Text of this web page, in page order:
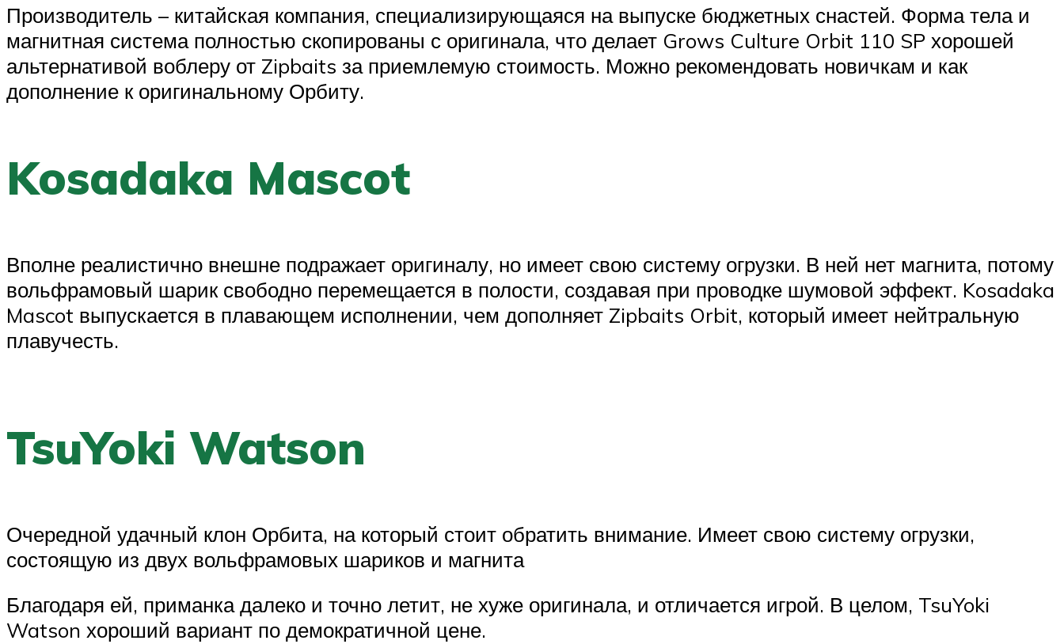
Производитель – китайская компания, специализирующаяся на выпуске бюджетных снастей. Форма тела и
магнитная система полностью скопированы с оригинала, что делает Grows Culture Orbit 110 SP хорошей
альтернативой воблеру от Zipbaits за приемлемую стоимость. Можно рекомендовать новичкам и как
дополнение к оригинальному Орбиту.
Kosadaka Mascot
Вполне реалистично внешне подражает оригиналу, но имеет свою систему огрузки. В ней нет магнита, потому
вольфрамовый шарик свободно перемещается в полости, создавая при проводке шумовой эффект. Kosadaka
Mascot выпускается в плавающем исполнении, чем дополняет Zipbaits Orbit, который имеет нейтральную
плавучесть.
TsuYoki Watson
Очередной удачный клон Орбита, на который стоит обратить внимание. Имеет свою систему огрузки,
состоящую из двух вольфрамовых шариков и магнита
Благодаря ей, приманка далеко и точно летит, не хуже оригинала, и отличается игрой. В целом, TsuYoki
Watson хороший вариант по демократичной цене.